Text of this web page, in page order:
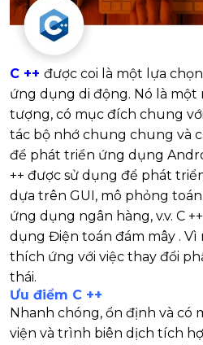
C ++ được coi là một lựa
ứng dụng di động. Nó là
tượng, có mục đích chung
tác bộ nhớ chung chung và
để phát triển ứng dụng
++ được sử dụng để phát
dựa trên GUI, mô phỏng
ứng dụng ngân hàng, v.v. C
dụng Điện toán đám mây .
thích ứng với việc thay đổi
thái.
Ưu điểm C ++
Nhanh chóng, ổn định và có
viện và trình biên dịch tích